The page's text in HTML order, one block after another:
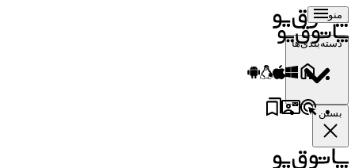
منو
دسته‌بندی‌ها
بستن